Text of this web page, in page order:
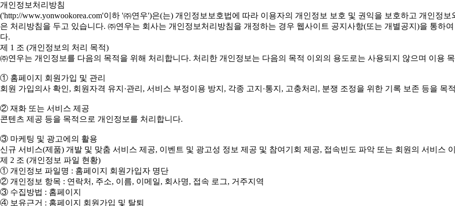
개인정보처리방침
('http://www.yonwookorea.com'이하 '㈜연우')은(는) 개인정보보호법에 따라 이용자의 개인정보 보호 및 권익을 보호하고 개인정
은 처리방침을 두고 있습니다. ㈜연우는 회사는 개인정보처리방침을 개정하는 경우 웹사이트 공지사항(또는 개별공지)을 통하
다.
제 1 조 (개인정보의 처리 목적)
㈜연우는 개인정보를 다음의 목적을 위해 처리합니다. 처리한 개인정보는 다음의 목적 이외의 용도로는 사용되지 않으며 이용
① 홈페이지 회원가입 및 관리
회원 가입의사 확인, 회원자격 유지·관리, 서비스 부정이용 방지, 각종 고지·통지, 고충처리, 분쟁 조정을 위한 기록 보존 등을 목
② 재화 또는 서비스 제공
콘텐츠 제공 등을 목적으로 개인정보를 처리합니다.
③ 마케팅 및 광고에의 활용
신규 서비스(제품) 개발 및 맞춤 서비스 제공, 이벤트 및 광고성 정보 제공 및 참여기회 제공, 접속빈도 파악 또는 회원의 서비스
제 2 조 (개인정보 파일 현황)
① 개인정보 파일명 : 홈페이지 회원가입자 명단
② 개인정보 항목 : 연락처, 주소, 이름, 이메일, 회사명, 접속 로그, 거주지역
③ 수집방법 : 홈페이지
④ 보유근거 : 홈페이지 회원가입 및 탈퇴